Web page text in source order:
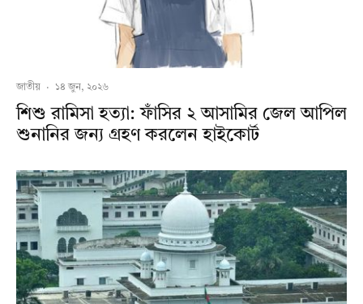
জাতীয় · ১৪ জুন, ২০২৬
শিশু রামিসা হত্যা: ফাঁসির ২ আসামির জেল আপিল
শুনানির জন্য গ্রহণ করলেন হাইকোর্ট